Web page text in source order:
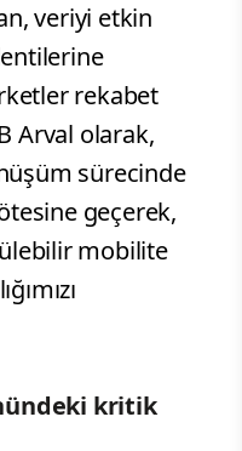
veriyi etkin
rekabet
Arval olarak,
sürecinde
geçerek,
mobilite
kritik